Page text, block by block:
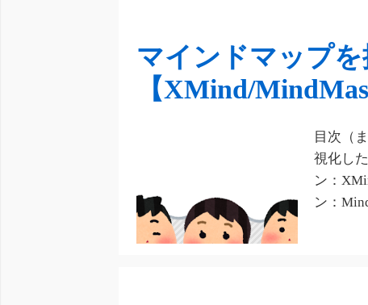
マインドマップ
【XMind/
目次（
視化し
ン：
ン：